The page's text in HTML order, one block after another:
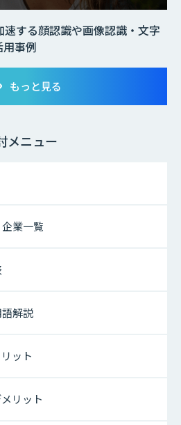
速する顔認識や画像認識・文字
事例
もっと見る
メニュー
業一覧
解説
ット
リット